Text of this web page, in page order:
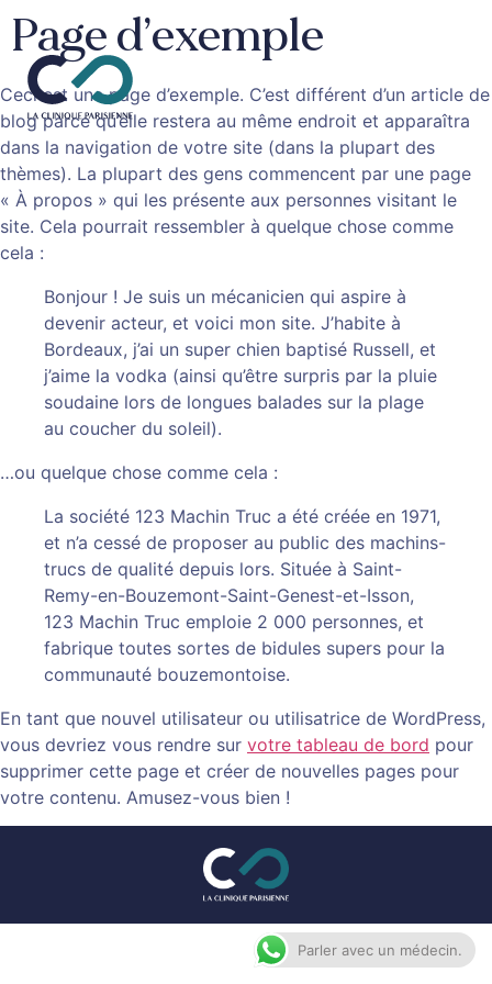
Page d’exemple
Ceci est une page d’exemple. C’est différent d’un article de
blog parce qu’elle restera au même endroit et apparaîtra
dans la navigation de votre site (dans la plupart des
thèmes). La plupart des gens commencent par une page
« À propos » qui les présente aux personnes visitant le
site. Cela pourrait ressembler à quelque chose comme
cela :
Bonjour ! Je suis un mécanicien qui aspire à
devenir acteur, et voici mon site. J’habite à
Bordeaux, j’ai un super chien baptisé Russell, et
j’aime la vodka (ainsi qu’être surpris par la pluie
soudaine lors de longues balades sur la plage
au coucher du soleil).
…ou quelque chose comme cela :
La société 123 Machin Truc a été créée en 1971,
et n’a cessé de proposer au public des machins-
trucs de qualité depuis lors. Située à Saint-
Remy-en-Bouzemont-Saint-Genest-et-Isson,
123 Machin Truc emploie 2 000 personnes, et
fabrique toutes sortes de bidules supers pour la
communauté bouzemontoise.
En tant que nouvel utilisateur ou utilisatrice de WordPress,
vous devriez vous rendre sur votre tableau de bord pour
supprimer cette page et créer de nouvelles pages pour
votre contenu. Amusez-vous bien !
Parler avec un médecin.